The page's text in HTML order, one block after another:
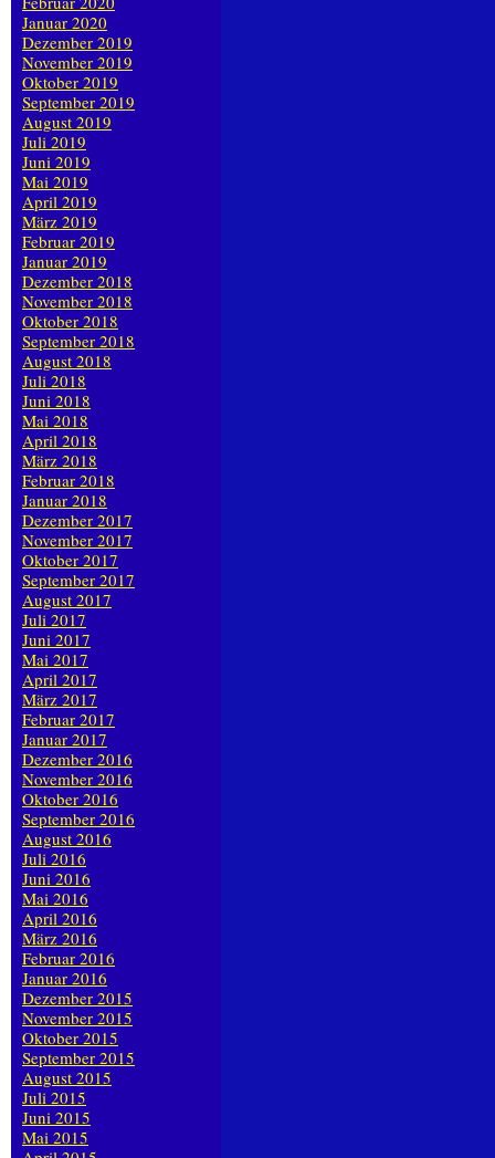
Januar 2020
Dezember 2019
November 2019
Oktober 2019
September 2019
August 2019
Juli 2019
Juni 2019
Mai 2019
April 2019
März 2019
Februar 2019
Januar 2019
Dezember 2018
November 2018
Oktober 2018
September 2018
August 2018
Juli 2018
Juni 2018
Mai 2018
April 2018
März 2018
Februar 2018
Januar 2018
Dezember 2017
November 2017
Oktober 2017
September 2017
August 2017
Juli 2017
Juni 2017
Mai 2017
April 2017
März 2017
Februar 2017
Januar 2017
Dezember 2016
November 2016
Oktober 2016
September 2016
August 2016
Juli 2016
Juni 2016
Mai 2016
April 2016
März 2016
Februar 2016
Januar 2016
Dezember 2015
November 2015
Oktober 2015
September 2015
August 2015
Juli 2015
Juni 2015
Mai 2015